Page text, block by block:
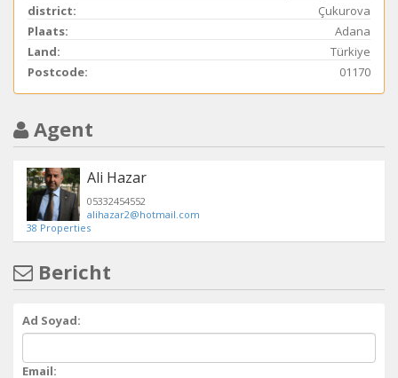
district:
Çukurova
Plaats:
Adana
Land:
Türkiye
Postcode:
01170
Agent
Ali Hazar
05332454552
alihazar2@hotmail.com
38 Properties
Bericht
Ad Soyad:
Email: